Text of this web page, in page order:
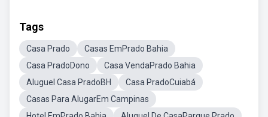
Tags
Casa Prado
Casas EmPrado Bahia
Casa PradoDono
Casa VendaPrado Bahia
Aluguel Casa PradoBH
Casa PradoCuiabá
Casas Para AlugarEm Campinas